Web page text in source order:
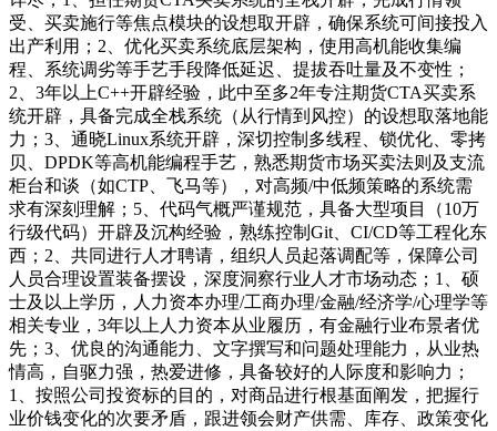
受、买卖施行等焦点模块的设想取开辟，确保系统可间接投入
出产利用；2、优化买卖系统底层架构，使用高机能收集编
程、系统调劣等手艺手段降低延迟、提拔吞吐量及不变性；
2、3年以上C++开辟经验，此中至多2年专注期货CTA买卖系
统开辟，具备完成全栈系统（从行情到风控）的设想取落地能
力；3、通晓Linux系统开辟，深切控制多线程、锁优化、零拷
贝、DPDK等高机能编程手艺，熟悉期货市场买卖法则及支流
柜台和谈（如CTP、飞马等），对高频/中低频策略的系统需
求有深刻理解；5、代码气概严谨规范，具备大型项目（10万
行级代码）开辟及沉构经验，熟练控制Git、CI/CD等工程化东
西；2、共同进行人才聘请，组织人员起落调配等，保障公司
人员合理设置装备摆设，深度洞察行业人才市场动态；1、硕
士及以上学历，人力资本办理/工商办理/金融/经济学/心理学等
相关专业，3年以上人力资本从业履历，有金融行业布景者优
先；3、优良的沟通能力、文字撰写和问题处理能力，从业热
情高，自驱力强，热爱进修，具备较好的人际度和影响力；
1、按照公司投资标的目的，对商品进行根基面阐发，把握行
业价钱变化的次要矛盾，跟进领会财产供需、库存、政策变化